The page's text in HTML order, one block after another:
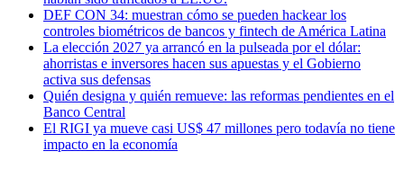
DEF CON 34: muestran cómo se pueden hackear los
controles biométricos de bancos y fintech de América Latina
La elección 2027 ya arrancó en la pulseada por el dólar:
ahorristas e inversores hacen sus apuestas y el Gobierno
activa sus defensas
Quién designa y quién remueve: las reformas pendientes en el
Banco Central
El RIGI ya mueve casi US$ 47 millones pero todavía no tiene
impacto en la economía